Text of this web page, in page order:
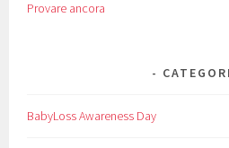
Provare ancora
BabyLoss Awareness Day